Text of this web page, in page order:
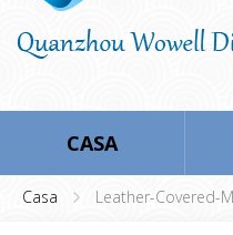
CASA
Casa Leather-Covered-